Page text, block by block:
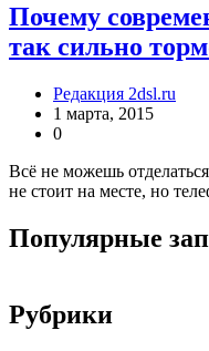
Почему
так сильно
Редакция 2dsl.ru
1 марта, 2015
0
Всё не можешь
не стоит на месте, но
Популярные
Рубрики